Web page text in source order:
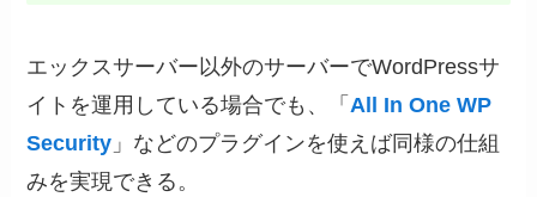
エックスサーバー以外のサーバーでWordPressサ
イトを運用している場合でも、「All In One WP
Security 」などのプラグインを使えば同様の仕組
みを実現できる。